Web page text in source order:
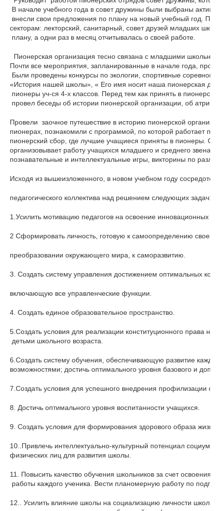
В начале учебного года в совет дружины были выбраны
внесли свои предложения по плану на новый учебный год.
секторам: лекторский, санитарный, совет друзей младших
плану, а одни раз в месяц отчитывалась о своей работе.
Пионерская организация тесно связана с младшими
Почти все мероприятия, запланированные в начале года,
Были проведены конкурсы по экологии, спортивные
«История нашей школы», « Его имя носит наша пионерская
пионеры уч-ся 4-х классов. Перед тем как принять в
провел беседы об истории пионерской организации, об
Провели  заочное путешествие в историю пионерской
пионерах, познакомили с программой, по которой работает
пионерский сбор, где лучшие учащиеся приняты в пионеры.
организовывает работу учащихся младшего и среднего звена
познавательные и интеллектуальные игры, викторины по
Исходя из вышеизложенного, в новом учебном году
педагогического коллектива над решением следующих задач:
1.Усилить мотивацию педагогов на освоение инновационных
2 Сформировать личность, готовую к самоопределению своего
преобразовании окружающего мира, к саморазвитию.
3. Создать систему управления достижением оптимальных
включающую все управленческие функции.
4. Создать единое образовательное пространство.
5.Создать условия для реализации конституционного права
детьми школьного возраста.
6.Создать систему обучения, обеспечивающую развитие
возможностями; достичь оптимального уровня базового и
7.Создать условия для успешного внедрения профилизации
8. Достичь оптимального уровня воспитанности учащихся.
9. Создать условия для формирования здорового образа жизни.
10..Привлечь интеллектуально-культурный потенциал
физических лиц для развития школы.
11. Повысить качество обучения школьников за счет освоения
работы каждого ученика. Вести планомерную работу по
12.. Усилить влияние школы на социализацию личности